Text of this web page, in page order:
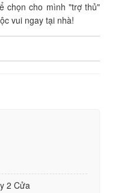
chọn cho mình "trợ thủ"
vui ngay tại nhà!
2 Cửa